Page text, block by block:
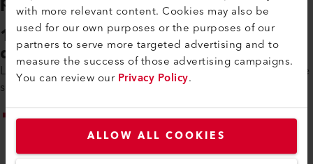
with more relevant content. Cookies may also be
used for our own purposes or the purposes of our
partners to serve more targeted advertising and to
measure the success of those advertising campaigns.
You can review ourPrivacy Policy.
ALLOW ALL COOKIES
1. Indépendance et sécurité
d'approvisionnement
Le gaz signifie dépendance. La chaleur de process électrique
signifie : Prévisibilité.
Les systèmes de chauffage d'air électrique peuvent être
alimentés directement par l'électricité du réseau ou par
des sources d'énergie renouvelables, telles que les